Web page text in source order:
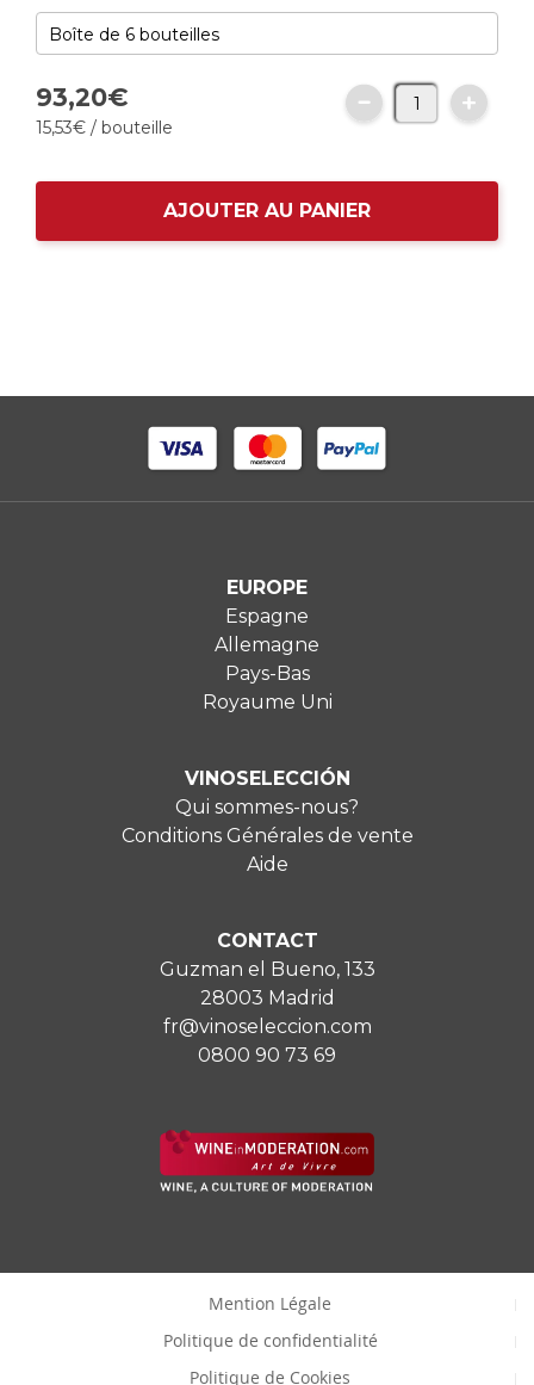
93,20€
15,53€ / bouteille
AJOUTER AU PANIER
EUROPE
Espagne
Allemagne
Pays-Bas
Royaume Uni
VINOSELECCIÓN
Qui sommes-nous?
Conditions Générales de vente
Aide
CONTACT
Guzman el Bueno, 133
28003 Madrid
fr@vinoseleccion.com
0800 90 73 69
Mention Légale
Politique de confidentialité
Politique de Cookies